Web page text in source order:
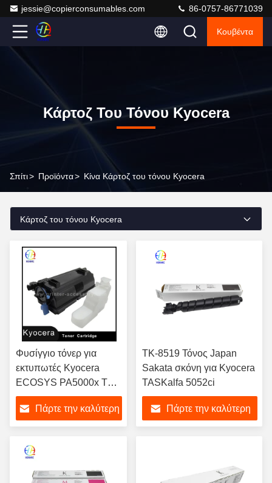
jessie@copierconsumables.com 86-0757-86771039
Κουβέντα
Κάρτοζ Του Τόνου Kyocera
Σπίτι> Προϊόντα> Κίνα Κάρτοζ του τόνου Kyocera
Κάρτοζ του τόνου Kyocera
Φυσίγγιο τόνερ για
εκτυπωτές Kyocera
ECOSYS PA5000x TK-
3410 1T0C0X0NL0,
μαύρο φυσίγγιο τόνερ
Πάρτε την καλύτερη
ΤΚ-8519 Τόνος Japan
Sakata σκόνη για Kyocera
TASKalfa 5052ci
Πάρτε την καλύτερη